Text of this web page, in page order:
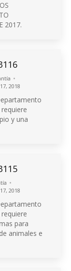
2017.
2018
y una
2018
para
animales e